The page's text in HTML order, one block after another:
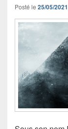
Posté le 25/05/2021